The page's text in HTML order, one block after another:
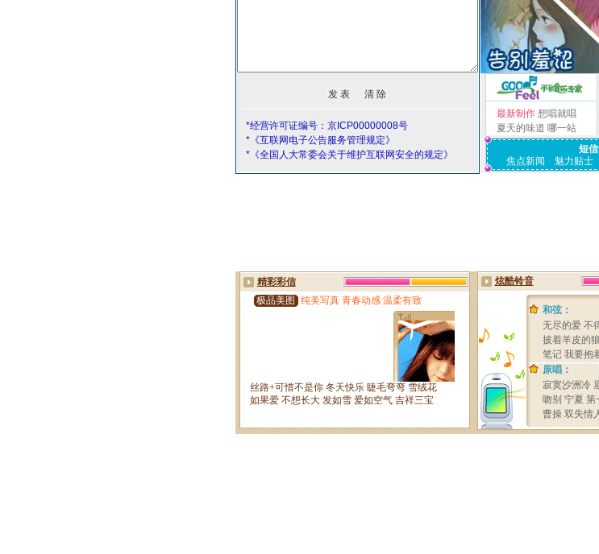
*经营许可证编号：京ICP00000008号
*《互联网电子公告服务管理规定》
*《全国人大常委会关于维护互联网安全的规定》
最新制作 想唱就唱
夏天的味道 哪一站
短
焦点新闻
魅力贴士